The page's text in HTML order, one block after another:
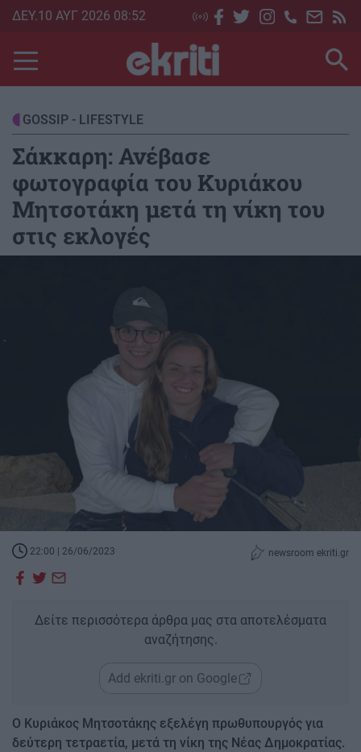
Skip
main
content
ΔΕΥ.10 ΑΥΓ 2026 08:52
GOSSIP - LIFESTYLE
Σάκκαρη: Ανέβασε
φωτογραφία του Κυριάκου
Μητσοτάκη μετά τη νίκη του
στις εκλογές
22:00 | 26/06/2023 newsroom ekriti.gr
Δείτε περισσότερα άρθρα μας στα αποτελέσματα
αναζήτησης.
Add ekriti.gr on Google
Ο Κυριάκος Μητσοτάκης εξελέγη πρωθυπουργός για
δεύτερη τετραετία, μετά τη νίκη της Νέας Δημοκρατίας.